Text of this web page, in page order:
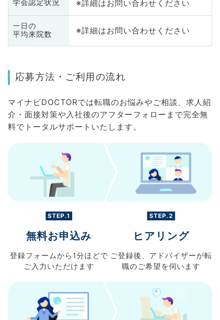
学会認定状況 ※詳細はお問い合わせください
一日の
平均来院数
※詳細はお問い合わせください
応募方法・ご利用の流れ
マイナビDOCTORでは転職のお悩みやご相談、求人紹
介・面接対策や入社後のアフターフォローまで完全無
料でトータルサポートいたします。
STEP.1
無料お申込み
登録フォームから 1分ほどで
ご入力 いただけます
STEP.2
ヒアリング
ご登録後、 アドバイザーが転
職のご希望を伺います